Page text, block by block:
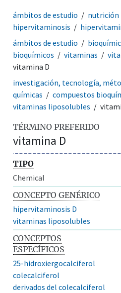
ámbitos de estudio nutrición
hipervitaminosis
ámbitos de estudio
bioquímicos
vitaminas
vitamina D
investigación, tecnología,
químicas
compuestos
vitaminas liposolubles
TÉRMINO PREFERIDO
vitamina D
TIPO
Chemical
CONCEPTO GENÉRICO
hipervitaminosis D
vitaminas liposolubles
CONCEPTOS
ESPECÍFICOS
25-hidroxiergocalciferol
colecalciferol
derivados del colecalciferol